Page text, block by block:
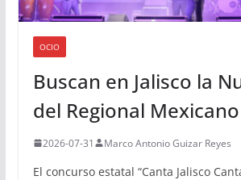
OCIO
Buscan en Jalisco la
del Regional Mexicano
2026-07-31 Marco Antonio Guizar Reyes
El concurso estatal “Canta Jalisco